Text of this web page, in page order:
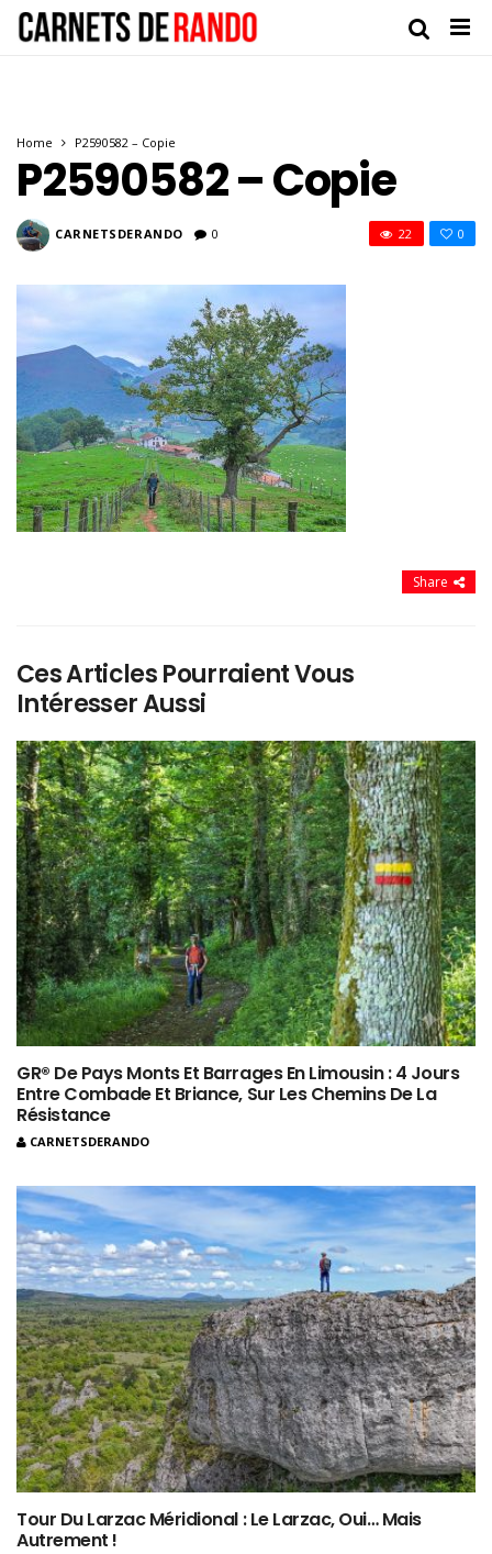
Home P2590582 – Copie
P2590582 – Copie
CARNETSDERANDO 0 0
22
Share
Ces Articles Pourraient Vous
Intéresser Aussi
GR® De Pays Monts Et Barrages En Limousin : 4 Jours
Entre Combade Et Briance, Sur Les Chemins De La
Résistance
CARNETSDERANDO
Tour Du Larzac Méridional : Le Larzac, Oui… Mais
Autrement !